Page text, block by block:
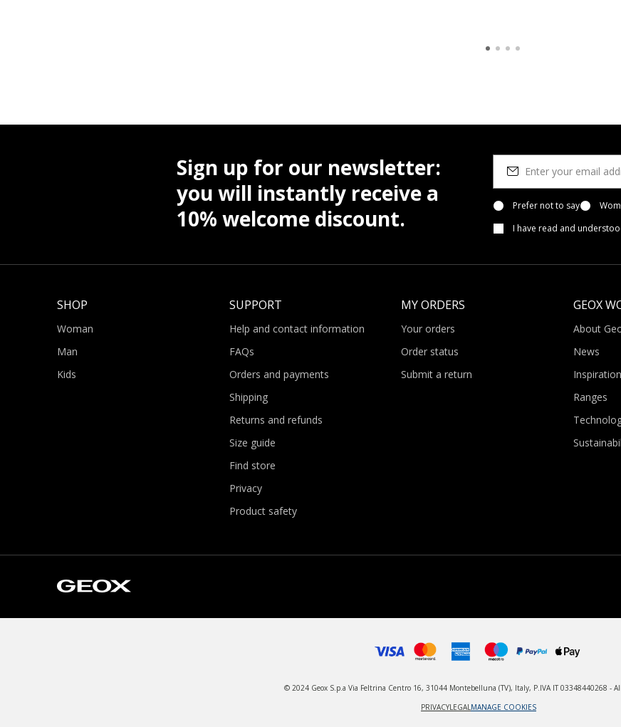
Sign up for our newsletter:
you will instantly receive a
10% welcome discount.
Prefer not to say
I have read and
SHOP
Woman
Man
Kids
SUPPORT
Help and contact information
FAQs
Orders and payments
Shipping
Returns and refunds
Size guide
Find store
Privacy
Product safety
MY ORDERS
Your orders
Order status
Submit a return
GEOX
About
News
Inspiration
Ranges
© 2024 Geox S.p.a Via Feltrina Centro 16, 31044 Montebelluna (TV), Italy, P.IVA IT 03348440268 -
PRIVACYLEGAL MANAGE COOKIES